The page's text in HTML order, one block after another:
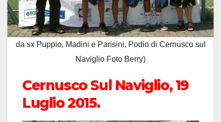
da sx Puppio, Madini e Parisini, Podio di Cernusco sul
Naviglio Foto Berry)
Cernusco Sul Naviglio, 19
Luglio 2015.